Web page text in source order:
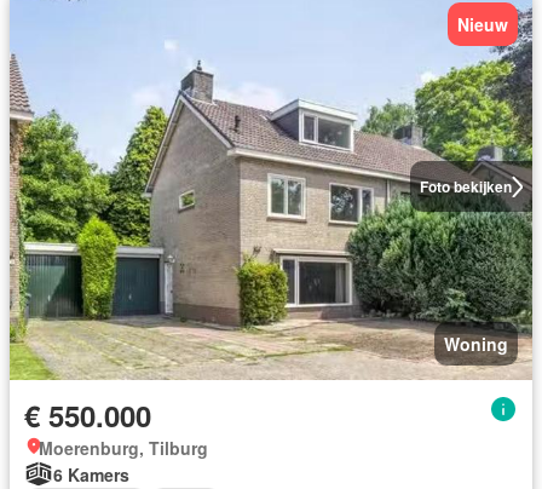
Foto bekijken
Nieuw
Woning
€ 550.000
Moerenburg, Tilburg
6 Kamers